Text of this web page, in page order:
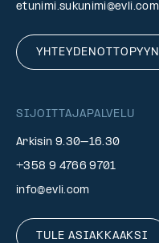
etunimi.sukunimi@evli.com
SIJOITTAJAPALVELU
Arkisin 9.30–16.30
+358 9 4766 9701
info@evli.com
TULE ASIAKKAAKSI